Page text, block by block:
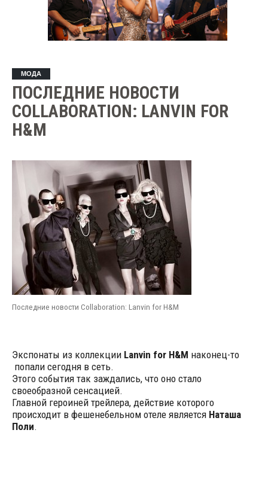
МОДА
ПОСЛЕДНИЕ НОВОСТИ
COLLABORATION: LANVIN FOR
H&M
Последние новости Collaboration: Lanvin for H&M
Экспонаты из коллекции Lanvin for H&M наконец-то
попали сегодня в сеть.
Этого события так заждались, что оно стало
своеобразной сенсацией.
Главной героиней трейлера, действие которого
происходит в фешенебельном отеле является Наташа
Поли.